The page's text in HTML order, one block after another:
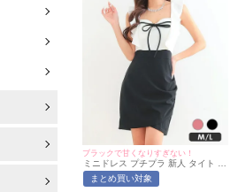
ブラックで甘くなりすぎない！
ミニドレス プチプラ 新人 タイト ノ
ースリーブ 低身長 胸元隠し リボン
フリル ガーリー バイカラー ウエス
まとめ買い対象